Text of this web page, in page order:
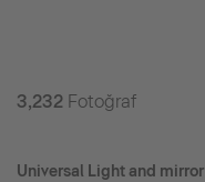
3,232 Fotoğraf
Universal Light and mirror